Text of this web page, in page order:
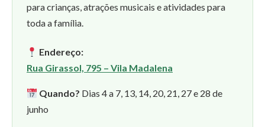
para crianças, atrações musicais e atividades para
toda a família.
Endereço:
Rua Girassol, 795 – Vila Madalena
Quando? Dias 4 a 7, 13, 14, 20, 21, 27 e 28 de
junho